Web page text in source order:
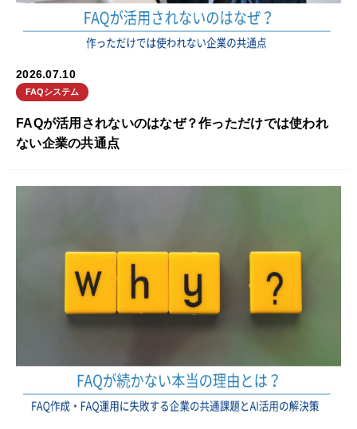
FAQが活用されないのはなぜ？作っただけでは使われ
ない企業の共通点
2026.07.10
FAQシステム